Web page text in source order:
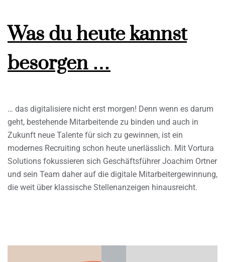
Was du heute kannst
besorgen …
… das digitalisiere nicht erst morgen! Denn wenn es darum
geht, bestehende Mitarbeitende zu binden und auch in
Zukunft neue Talente für sich zu gewinnen, ist ein
modernes Recruiting schon heute unerlässlich. Mit Vortura
Solutions fokussieren sich Geschäftsführer Joachim Ortner
und sein Team daher auf die digitale Mitarbeitergewinnung,
die weit über klassische Stellenanzeigen hinausreicht.